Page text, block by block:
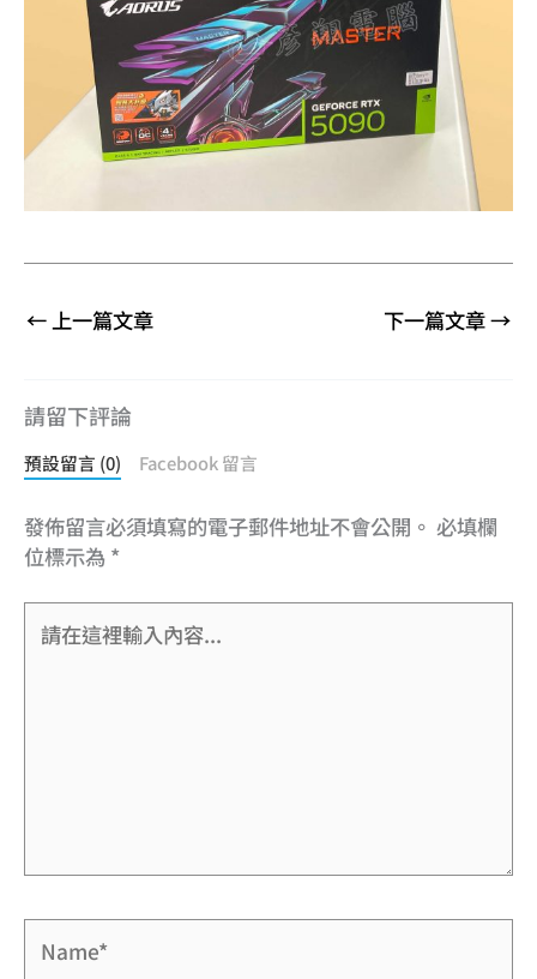
← 上一篇文章 下一篇文章→
請留下評論
預設留言 (0) Facebook 留言
發佈留言必須填寫的電子郵件地址不會公開。 必填欄
位標示為 *
在